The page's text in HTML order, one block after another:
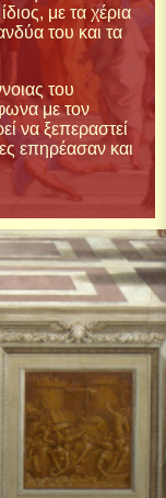
με τα χέρια
του και τα
του
με τον
να ξεπεραστεί
επηρέασαν και